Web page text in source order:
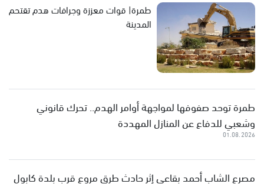
طمرة| قوات معززة وجرافات هدم تقتحم
المدينة
طمرة توحد صفوفها لمواجهة أوامر الهدم.. تحرك قانوني
وشعبي للدفاع عن المنازل المهددة
01.08.2026
مصرع الشاب أحمد بقاعي إثر حادث طرق مروع قرب بلدة كابول